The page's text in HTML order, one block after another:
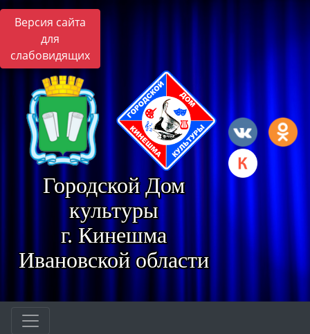
Версия сайта
для
слабовидящих
Городской Дом
культуры
г. Кинешма
Ивановской области